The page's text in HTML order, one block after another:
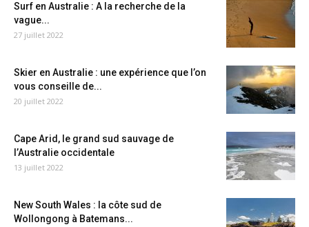
Surf en Australie : A la recherche de la
vague...
27 juillet 2022
Skier en Australie : une expérience que l’on
vous conseille de...
20 juillet 2022
Cape Arid, le grand sud sauvage de
l’Australie occidentale
13 juillet 2022
New South Wales : la côte sud de
Wollongong à Batemans...